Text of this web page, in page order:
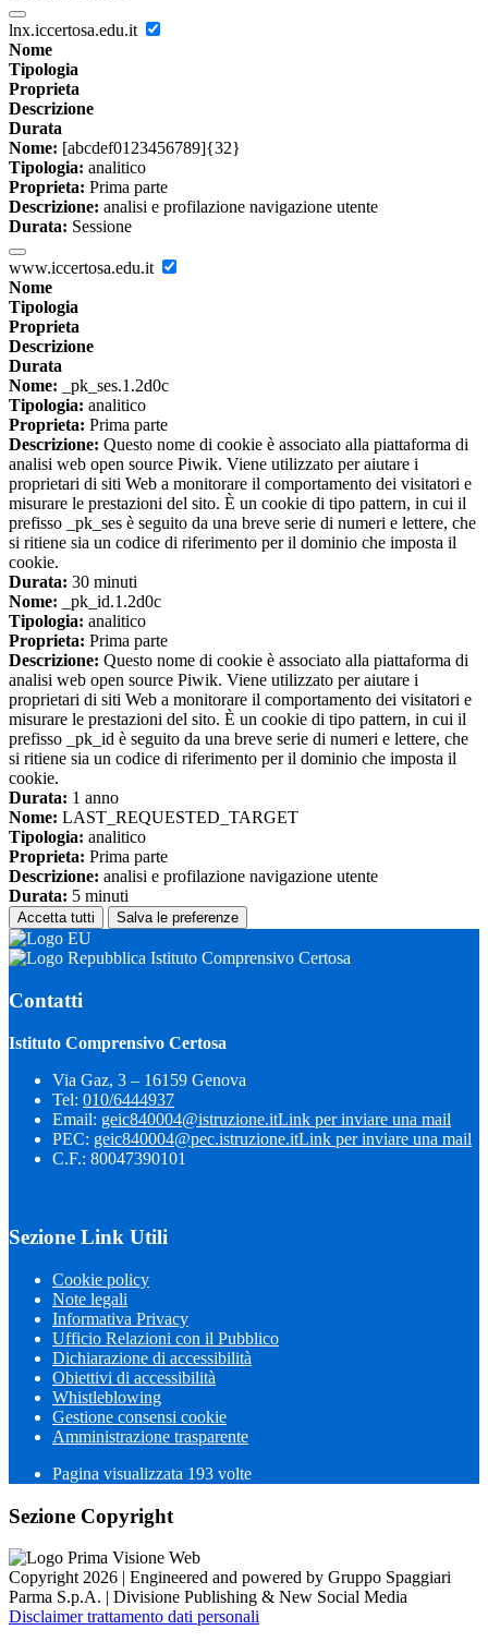
lnx.iccertosa.edu.it
Nome
Tipologia
Proprieta
Descrizione
Durata
Nome: [abcdef0123456789]{32}
Tipologia: analitico
Proprieta: Prima parte
Descrizione: analisi e profilazione navigazione utente
Durata: Sessione
www.iccertosa.edu.it
Nome
Tipologia
Proprieta
Descrizione
Durata
Nome: _pk_ses.1.2d0c
Tipologia: analitico
Proprieta: Prima parte
Descrizione: Questo nome di cookie è associato alla piattaforma di
analisi web open source Piwik. Viene utilizzato per aiutare i
proprietari di siti Web a monitorare il comportamento dei visitatori e
misurare le prestazioni del sito. È un cookie di tipo pattern, in cui il
prefisso _pk_ses è seguito da una breve serie di numeri e lettere, che
si ritiene sia un codice di riferimento per il dominio che imposta il
cookie.
Durata: 30 minuti
Nome: _pk_id.1.2d0c
Tipologia: analitico
Proprieta: Prima parte
Descrizione: Questo nome di cookie è associato alla piattaforma di
analisi web open source Piwik. Viene utilizzato per aiutare i
proprietari di siti Web a monitorare il comportamento dei visitatori e
misurare le prestazioni del sito. È un cookie di tipo pattern, in cui il
prefisso _pk_id è seguito da una breve serie di numeri e lettere, che
si ritiene sia un codice di riferimento per il dominio che imposta il
cookie.
Durata: 1 anno
Nome: LAST_REQUESTED_TARGET
Tipologia: analitico
Proprieta: Prima parte
Descrizione: analisi e profilazione navigazione utente
Durata: 5 minuti
Accetta tutti Salva le preferenze
Istituto Comprensivo Certosa
Contatti
Istituto Comprensivo Certosa
Via Gaz, 3 – 16159 Genova
Tel: 010/6444937
Email: geic840004@istruzione.itLink per inviare una mail
PEC: geic840004@pec.istruzione.itLink per inviare una mail
C.F.: 80047390101
Sezione Link Utili
Cookie policy
Note legali
Informativa Privacy
Ufficio Relazioni con il Pubblico
Dichiarazione di accessibilità
Obiettivi di accessibilità
Whistleblowing
Gestione consensi cookie
Amministrazione trasparente
Pagina visualizzata 193 volte
Sezione Copyright
Copyright 2026 | Engineered and powered by Gruppo Spaggiari
Parma S.p.A. | Divisione Publishing & New Social Media
Disclaimer trattamento dati personali